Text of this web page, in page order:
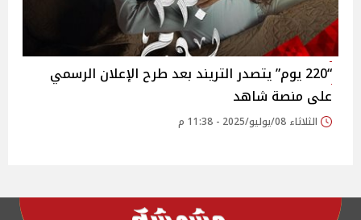
“220 يوم” يتصدر التريند بعد طرح الإعلان الرسمي
على منصة شاهد‎
الثلاثاء 08/يوليو/2025 - 11:38 م